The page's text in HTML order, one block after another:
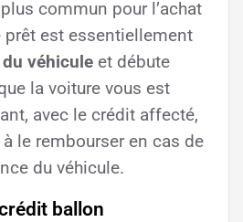
commun pour l’achat
prêt est essentiellement
du véhicule et débute
la voiture vous est
avec le crédit affecté,
à le rembourser en cas de
du véhicule.
ballon